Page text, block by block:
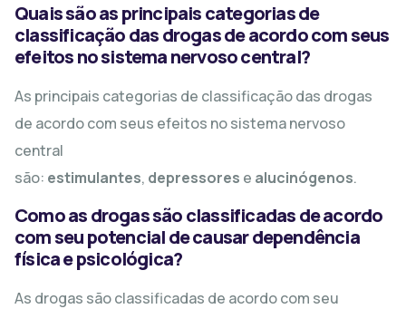
Quais são as principais categorias de
classificação das drogas de acordo com seus
efeitos no sistema nervoso central?
As principais categorias de classificação das drogas
de acordo com seus efeitos no sistema nervoso
central
são: estimulantes, depressores e alucinógenos.
Como as drogas são classificadas de acordo
com seu potencial de causar dependência
física e psicológica?
As drogas são classificadas de acordo com seu